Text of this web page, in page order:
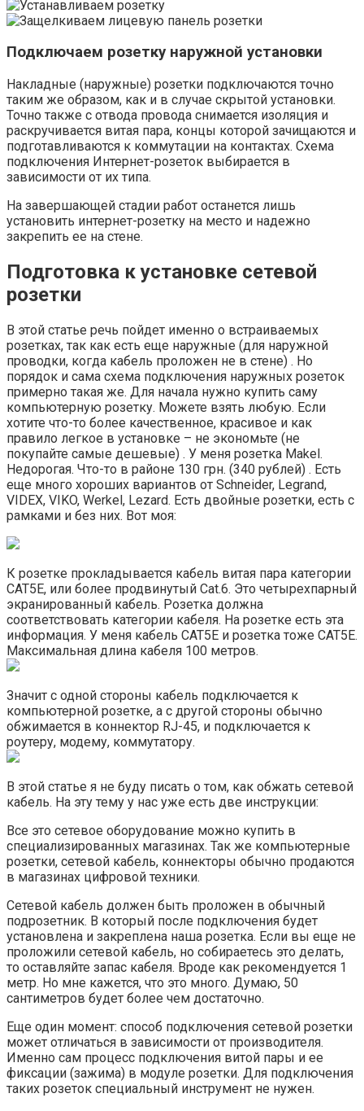
Подключаем розетку наружной установки
Накладные (наружные) розетки подключаются точно
таким же образом, как и в случае скрытой установки.
Точно также с отвода провода снимается изоляция и
раскручивается витая пара, концы которой зачищаются и
подготавливаются к коммутации на контактах. Схема
подключения Интернет-розеток выбирается в
зависимости от их типа.
На завершающей стадии работ останется лишь
установить интернет-розетку на место и надежно
закрепить ее на стене.
Подготовка к установке сетевой
розетки
В этой статье речь пойдет именно о встраиваемых
розетках, так как есть еще наружные (для наружной
проводки, когда кабель проложен не в стене) . Но
порядок и сама схема подключения наружных розеток
примерно такая же. Для начала нужно купить саму
компьютерную розетку. Можете взять любую. Если
хотите что-то более качественное, красивое и как
правило легкое в установке – не экономьте (не
покупайте самые дешевые) . У меня розетка Makel.
Недорогая. Что-то в районе 130 грн. (340 рублей) . Есть
еще много хороших вариантов от Schneider, Legrand,
VIDEX, VIKO, Werkel, Lezard. Есть двойные розетки, есть с
рамками и без них. Вот моя:
К розетке прокладывается кабель витая пара категории
CAT5Е, или более продвинутый Cat.6. Это четырехпарный
экранированный кабель. Розетка должна
соответствовать категории кабеля. На розетке есть эта
информация. У меня кабель CAT5Е и розетка тоже CAT5Е.
Максимальная длина кабеля 100 метров.
Значит с одной стороны кабель подключается к
компьютерной розетке, а с другой стороны обычно
обжимается в коннектор RJ-45, и подключается к
роутеру, модему, коммутатору.
В этой статье я не буду писать о том, как обжать сетевой
кабель. На эту тему у нас уже есть две инструкции:
Все это сетевое оборудование можно купить в
специализированных магазинах. Так же компьютерные
розетки, сетевой кабель, коннекторы обычно продаются
в магазинах цифровой техники.
Сетевой кабель должен быть проложен в обычный
подрозетник. В который после подключения будет
установлена и закреплена наша розетка. Если вы еще не
проложили сетевой кабель, но собираетесь это делать,
то оставляйте запас кабеля. Вроде как рекомендуется 1
метр. Но мне кажется, что это много. Думаю, 50
сантиметров будет более чем достаточно.
Еще один момент: способ подключения сетевой розетки
может отличаться в зависимости от производителя.
Именно сам процесс подключения витой пары и ее
фиксации (зажима) в модуле розетки. Для подключения
таких розеток специальный инструмент не нужен.